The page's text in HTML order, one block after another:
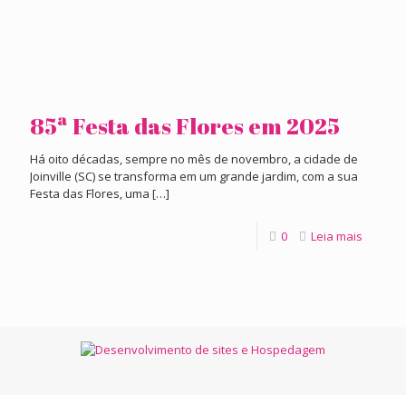
85ª Festa das Flores em 2025
Há oito décadas, sempre no mês de novembro, a cidade de
Joinville (SC) se transforma em um grande jardim, com a sua
Festa das Flores, uma […]
0 Leia mais